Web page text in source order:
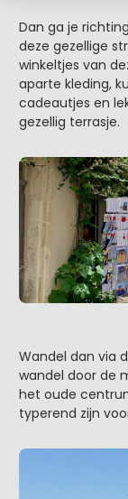
Dan ga je
deze gezellige
winkeltjes van
aparte kleding,
cadeautjes en
gezellig terrasje.
Wandel dan via
wandel door de
het oude
typerend zijn